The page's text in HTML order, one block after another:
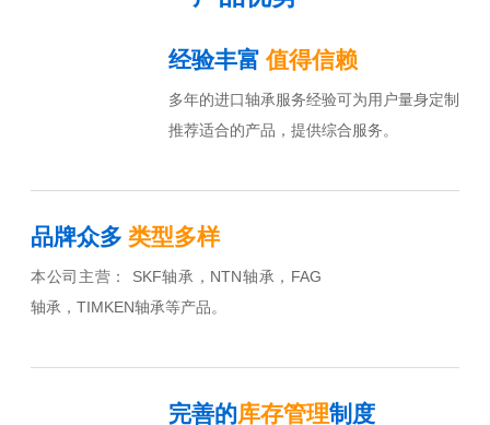
经验丰富值得信赖
多年的进口轴承服务经验可为用户量身定制
推荐适合的产品，提供综合服务。
品牌众多 类型多样
本公司主营： SKF轴承，NTN轴承，FAG
轴承，TIMKEN轴承等产品。
完善的库存管理制度